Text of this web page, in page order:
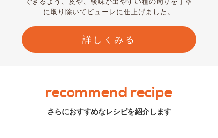
できるよう、皮や、酸味が出やすい種の周りを丁寧
に取り除いてピューレに仕上げました。
詳しくみる
recommend recipe
さらにおすすめなレシピを紹介します